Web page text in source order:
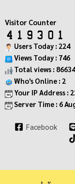
Visitor Counter
Users Today : 224
Views Today : 746
Total views :
Who's Online : 2
Your IP Address :
Server Time : 6
Facebook